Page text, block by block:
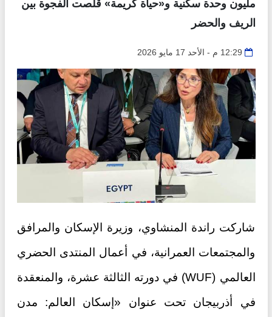
مليون وحدة سكنية و«حياة كريمة» قلّصت الفجوة بين
الريف والحضر
12:29 م - الأحد 17 مايو 2026
شاركت راندة المنشاوي، وزيرة الإسكان والمرافق
والمجتمعات العمرانية، في أعمال المنتدى الحضري
العالمي (WUF) في دورته الثالثة عشرة، والمنعقدة
في أذربيجان تحت عنوان «إسكان العالم: مدن